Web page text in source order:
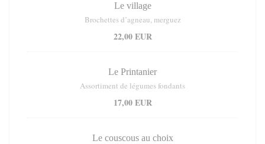
Le village
Brochettes d’agneau, merguez
22,00 EUR
Le Printanier
Assortiment de légumes fondants
17,00 EUR
Le couscous au choix